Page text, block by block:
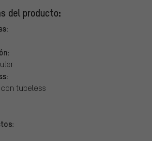
del producto:
tubeless